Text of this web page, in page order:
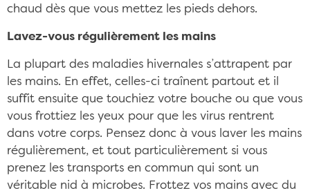
chaud dès que vous mettez les pieds dehors.
Lavez-vous régulièrement les mains
La plupart des maladies hivernales s’attrapent par
les mains. En effet, celles-ci traînent partout et il
suffit ensuite que touchiez votre bouche ou que vous
vous frottiez les yeux pour que les virus rentrent
dans votre corps. Pensez donc à vous laver les mains
régulièrement, et tout particulièrement si vous
prenez les transports en commun qui sont un
véritable nid à microbes. Frottez vos mains avec du